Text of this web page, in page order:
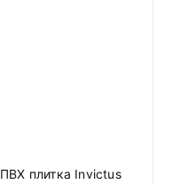
ПВХ плитка Invictus